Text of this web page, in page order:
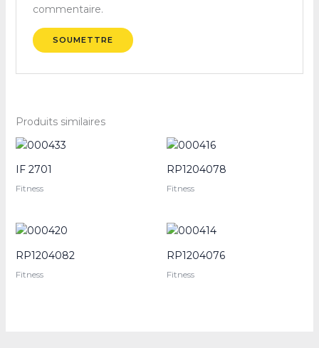
commentaire.
Produits similaires
IF 2701
Fitness
RP1204078
Fitness
RP1204082
Fitness
RP1204076
Fitness